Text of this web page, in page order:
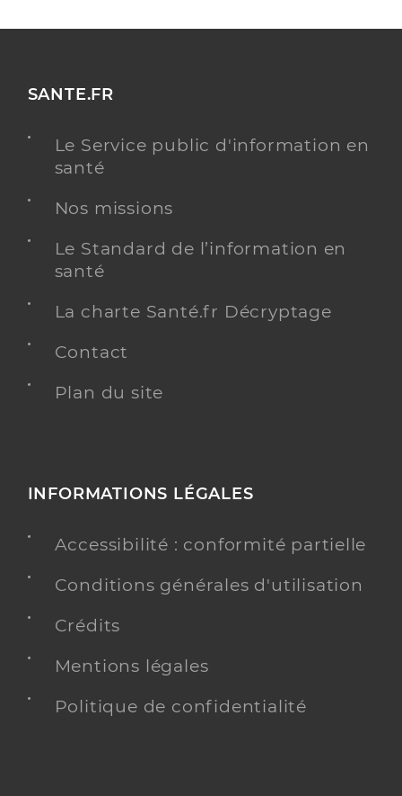
SANTE.FR
Le Service public d'information en
santé
Nos missions
Le Standard de l’information en
santé
La charte Santé.fr Décryptage
Contact
Plan du site
INFORMATIONS LÉGALES
Accessibilité : conformité partielle
Conditions générales d'utilisation
Crédits
Mentions légales
Politique de confidentialité